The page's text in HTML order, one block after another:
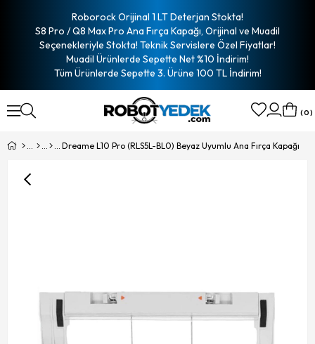
Roborock Orijinal 1 LT Deterjan Stokta!
S8 Pro / Q8 Max Pro Ana Fırça Kapağı, Orijinal ve Muadil
Seçenekleriyle Stokta! Teknik Servislere Özel Fiyatlar!
Muadil Ürünlerde Sepette Net %10 İndirim!
Tüm Ürünlerde Sepette 3. Ürüne 100 TL İndirim!
0
Dreame L10 Pro (RLS5L-BL0) Beyaz Uyumlu Ana Fırça Kapağı